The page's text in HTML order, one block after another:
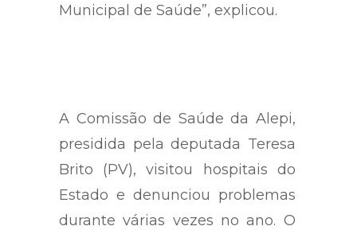
Municipal de Saúde”, explicou.
A Comissão de Saúde da Alepi,
presidida pela deputada Teresa
Brito (PV), visitou hospitais do
Estado e denunciou problemas
durante várias vezes no ano. O